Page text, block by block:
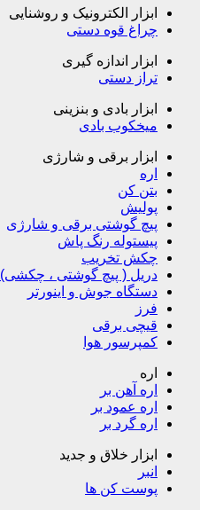
ابزار الکترونیک و روشنایی
چراغ قوه دستی
ابزار اندازه گیری
تراز دستی
ابزار بادی و بنزینی
میخکوب بادی
ابزار برقی و شارژی
اره
بتن کن
پولیش
پیچ گوشتی برقی و شارژی
پیستوله رنگ پاش
چکش تخریب
دریل ( پیچ گوشتی ، چکشی)
دستگاه جوش و اینورتر
فرز
قیچی برقی
کمپرسور هوا
اره
اره آهن بر
اره عمود بر
اره گرد بر
ابزار خلاق و جدید
انبر
پوست کن ها